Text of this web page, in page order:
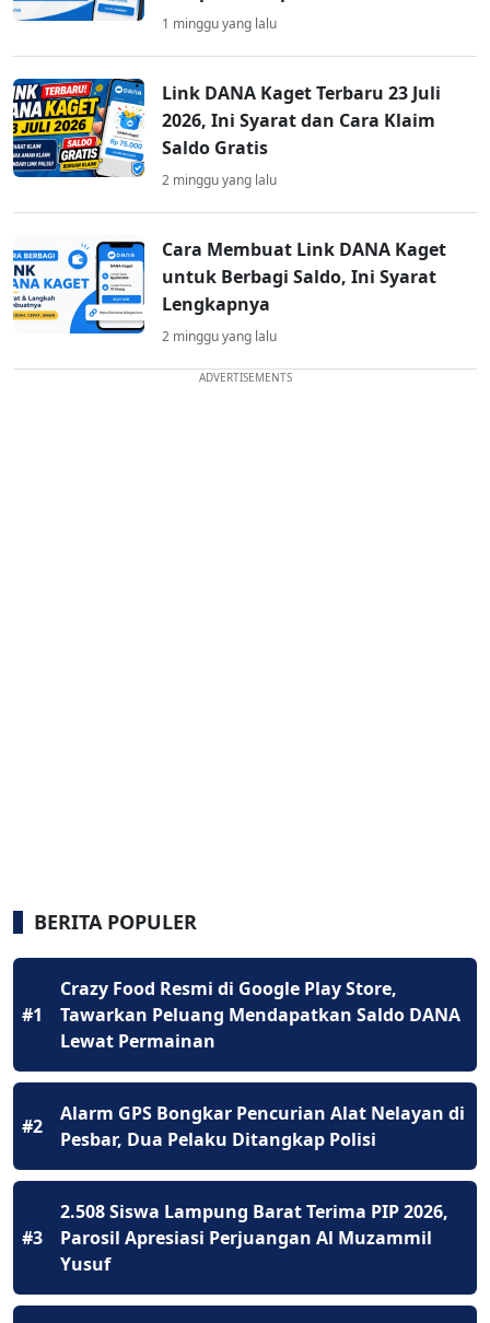
1 minggu yang lalu
Link DANA Kaget Terbaru 23 Juli
2026, Ini Syarat dan Cara Klaim
Saldo Gratis
2 minggu yang lalu
Cara Membuat Link DANA Kaget
untuk Berbagi Saldo, Ini Syarat
Lengkapnya
2 minggu yang lalu
ADVERTISEMENTS
BERITA POPULER
#1
Crazy Food Resmi di Google Play Store,
Tawarkan Peluang Mendapatkan Saldo DANA
Lewat Permainan
#2
Alarm GPS Bongkar Pencurian Alat Nelayan di
Pesbar, Dua Pelaku Ditangkap Polisi
#3
2.508 Siswa Lampung Barat Terima PIP 2026,
Parosil Apresiasi Perjuangan Al Muzammil
Yusuf